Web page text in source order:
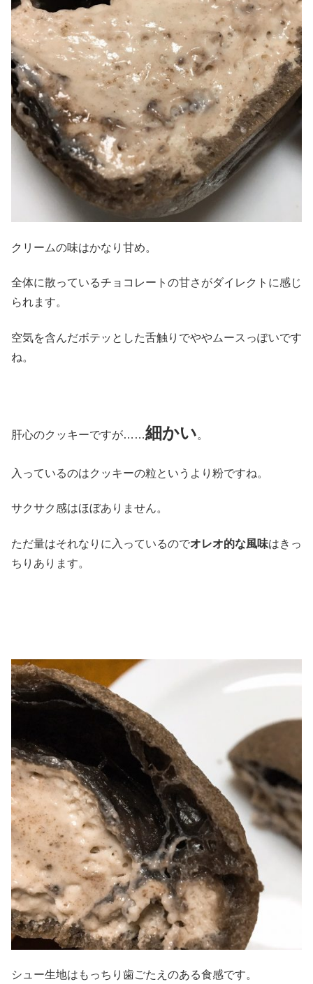
クリームの味はかなり甘め。
全体に散っているチョコレートの甘さがダイレクトに感じ
られます。
空気を含んだボテッとした舌触りでややムースっぽいです
ね。
肝心のクッキーですが……細かい。
入っているのはクッキーの粒というより粉ですね。
サクサク感はほぼありません。
ただ量はそれなりに入っているのでオレオ的な風味はきっ
ちりあります。
シュー生地はもっちり歯ごたえのある食感です。